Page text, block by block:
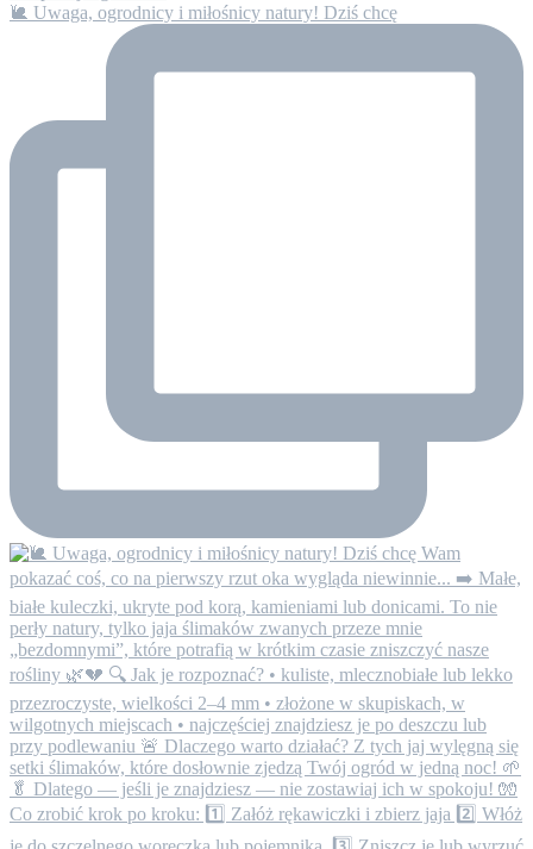
🐌 Uwaga, ogrodnicy i miłośnicy natury! Dziś chcę